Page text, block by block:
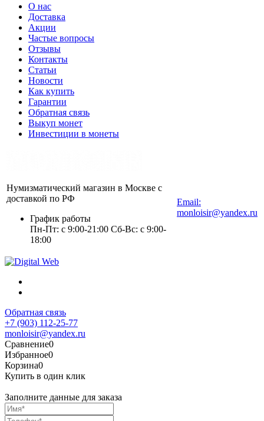
О нас
Доставка
Акции
Частые вопросы
Отзывы
Контакты
Статьи
Новости
Как купить
Гарантии
Обратная связь
Выкуп монет
Инвестиции в монеты
Нумизматический магазин в Москве с
доставкой по РФ
График работы
Пн-Пт: с 9:00-21:00 Сб-Вс: с 9:00-
18:00
Email:
monloisir@yandex.ru
Обратная связь
+7 (903) 112-25-77
monloisir@yandex.ru
Сравнение0
Избранное0
Корзина0
Купить в один клик
Заполните данные для заказа